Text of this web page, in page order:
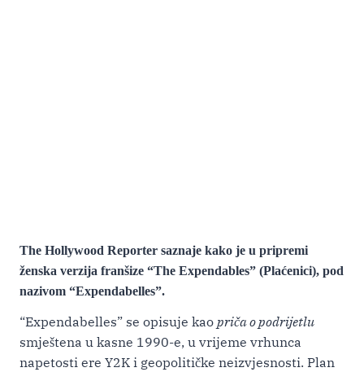
The Hollywood Reporter saznaje kako je u pripremi
ženska verzija franšize “The Expendables” (Plaćenici), pod
nazivom “Expendabelles”.
“Expendabelles” se opisuje kaopriča o podrijetlu
smještena u kasne 1990-e, u vrijeme vrhunca
napetosti ere Y2K i geopolitičke neizvjesnosti. Plan